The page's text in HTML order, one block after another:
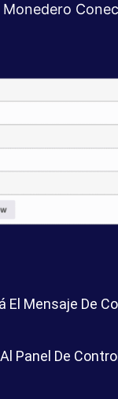
Monedero
El Mensaje De
Panel De